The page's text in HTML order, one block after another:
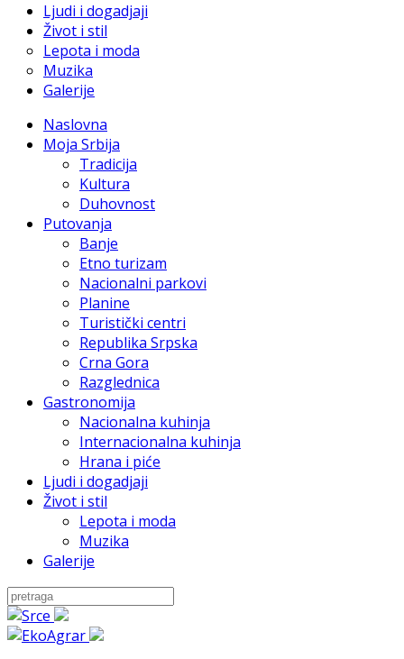
Ljudi i dogadjaji
Život i stil
Lepota i moda
Muzika
Galerije
Naslovna
Moja Srbija
Tradicija
Kultura
Duhovnost
Putovanja
Banje
Etno turizam
Nacionalni parkovi
Planine
Turistički centri
Republika Srpska
Crna Gora
Razglednica
Gastronomija
Nacionalna kuhinja
Internacionalna kuhinja
Hrana i piće
Ljudi i dogadjaji
Život i stil
Lepota i moda
Muzika
Galerije